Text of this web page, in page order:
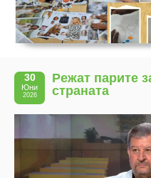
30
Юни
2026
Режат парите
страната